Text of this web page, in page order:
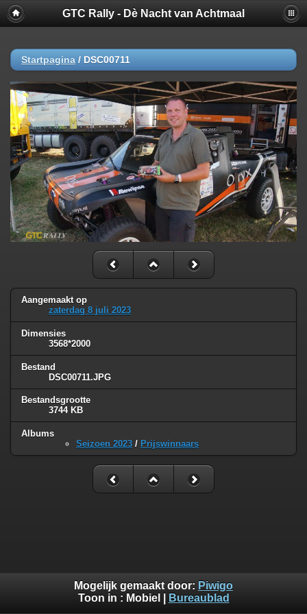
GTC Rally - Dè Nacht van Achtmaal
Startpagina / DSC00711
Aangemaakt op
zaterdag 8 juli 2023
Dimensies
3568*2000
Bestand
DSC00711.JPG
Bestandsgrootte
3744 KB
Albums
Seizoen 2023 / Prijswinnaars
Mogelijk gemaakt door: Piwigo
Toon in : Mobiel Bureaublad